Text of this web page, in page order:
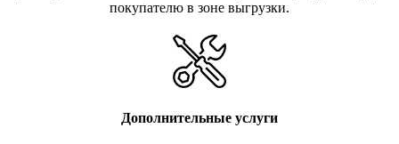
покупателю в зоне выгрузки.
Дополнительные услуги